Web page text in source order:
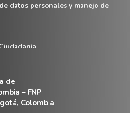
datos personales y manejo de
de
– FNP
Colombia